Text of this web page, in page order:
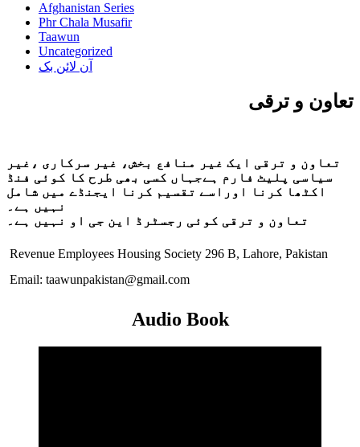
Afghanistan Series
Phr Chala Musafir
Taawun
Uncategorized
آن لائن بک
تعاون و ترقی
تعاون و ترقی ایک غیر منافع بخش، غیر سرکاری ،غیر
سیاسی پلیٹ فارم ہےجہاں کسی بھی طرح کا کوئی فنڈ
اکٹھا کرنا اوراسے تقسیم کرنا ایجنڈے میں شامل
نہیں ہے۔
تعاون و ترقی کوئی رجسٹرڈ این جی او نہیں ہے۔
Revenue Employees Housing Society 296 B, Lahore, Pakistan
Email: taawunpakistan@gmail.com
Audio Book